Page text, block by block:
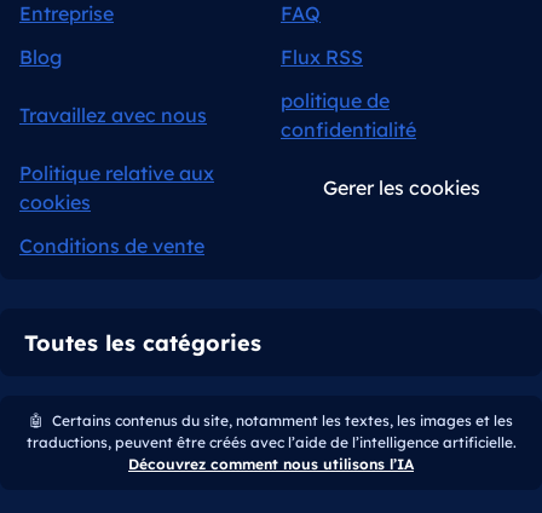
Entreprise
FAQ
Blog
Flux RSS
Travaillez avec nous
politique de
confidentialité
Politique relative aux
cookies
Gerer les cookies
Conditions de vente
Toutes les catégories
🤖 Certains contenus du site, notamment les textes, les images et les
traductions, peuvent être créés avec l’aide de l’intelligence artificielle.
Découvrez comment nous utilisons l’IA